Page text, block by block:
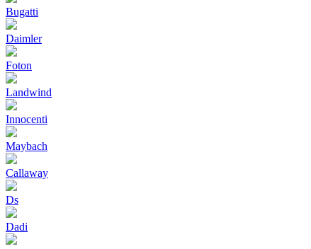
Bugatti
Daimler
Foton
Landwind
Innocenti
Maybach
Callaway
Ds
Dadi